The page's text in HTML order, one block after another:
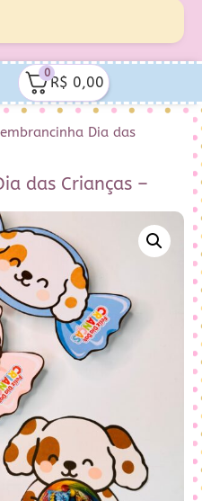
0
R$ 0,00
Dia das
das Crianças –